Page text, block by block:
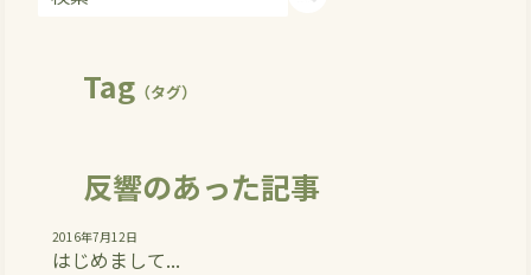
Tag（タグ）
反響のあった記事
2016年7月12日
はじめまして...